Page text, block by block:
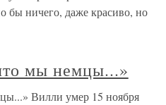
ничего, даже красиво, но
мы немцы...»
Вилли умер 15 ноября